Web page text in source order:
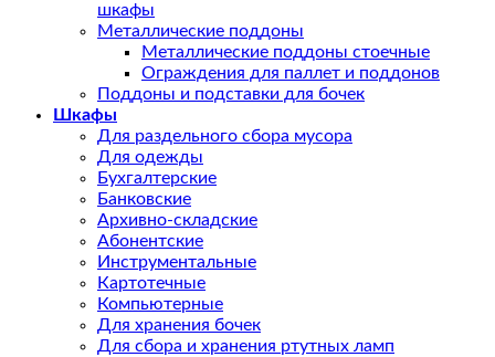
шкафы
Металлические поддоны
Металлические поддоны стоечные
Ограждения для паллет и поддонов
Поддоны и подставки для бочек
Шкафы
Для раздельного сбора мусора
Для одежды
Бухгалтерские
Банковские
Архивно-складские
Абонентские
Инструментальные
Картотечные
Компьютерные
Для хранения бочек
Для сбора и хранения ртутных ламп